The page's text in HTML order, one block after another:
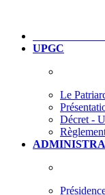
UPGC
Le
Décret -